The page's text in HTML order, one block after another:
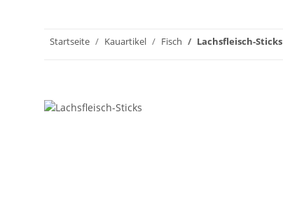
Startseite Kauartikel Fisch Lachsfleisch-Sticks